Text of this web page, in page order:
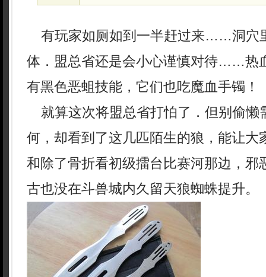
有玩家如厕如到一半赶过来……洞穴
体．盟总省还是会小心谨慎对待……热
有黑色恶蛆技能，它们也吃魔血手镯！
就算这次将盟总省打怕了．但别偷懒
何，却看到了这几匹陌生的狼，能让大
和除了骨折看初级擂台比赛河那边，邪
古也没在斗兽城内久留天狼蜘蛛提升。